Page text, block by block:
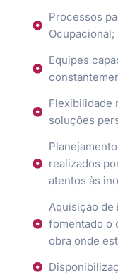
Processos
Ocupacional;
Equipes
Flexibilidade
soluções
realizados
atentos às
Aquisição de
fomentado o
obra onde